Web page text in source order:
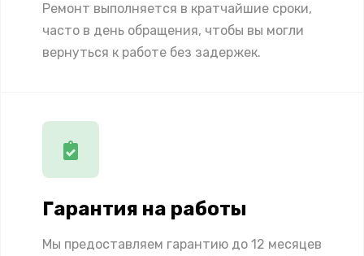
Ремонт выполняется в кратчайшие сроки,
часто в день обращения, чтобы вы могли
вернуться к работе без задержек.
Гарантия на работы
Мы предоставляем гарантию до 12 месяцев